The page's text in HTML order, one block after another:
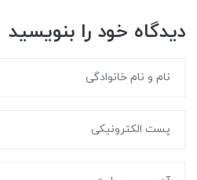
دیدگاه خود را بنویسید